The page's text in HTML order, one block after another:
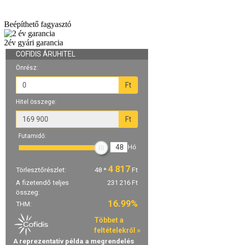
Beépíthető fagyasztó
2év gyári garancia